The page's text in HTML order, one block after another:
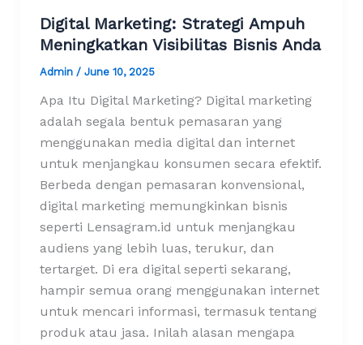
Digital Marketing: Strategi Ampuh
Meningkatkan Visibilitas Bisnis Anda
Admin / June 10, 2025
Apa Itu Digital Marketing? Digital marketing
adalah segala bentuk pemasaran yang
menggunakan media digital dan internet
untuk menjangkau konsumen secara efektif.
Berbeda dengan pemasaran konvensional,
digital marketing memungkinkan bisnis
seperti Lensagram.id untuk menjangkau
audiens yang lebih luas, terukur, dan
tertarget. Di era digital seperti sekarang,
hampir semua orang menggunakan internet
untuk mencari informasi, termasuk tentang
produk atau jasa. Inilah alasan mengapa